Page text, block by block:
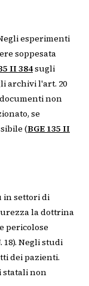
esperimenti
soppesata
II 384sugli
archivi l'art. 20
non
se
(BGE 135 II
in settori di
la dottrina
pericolose
18). Negli studi
dei pazienti.
statali non